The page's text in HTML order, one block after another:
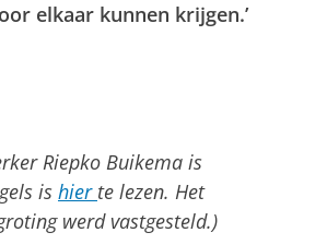
elkaar kunnen krijgen.’
Riepko Buikema is
is hier te lezen. Het
werd vastgesteld.)